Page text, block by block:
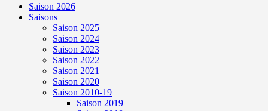
Saison 2026
Saisons
Saison 2025
Saison 2024
Saison 2023
Saison 2022
Saison 2021
Saison 2020
Saison 2010-19
Saison 2019